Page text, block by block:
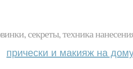
секреты, техника
прически и макияж на